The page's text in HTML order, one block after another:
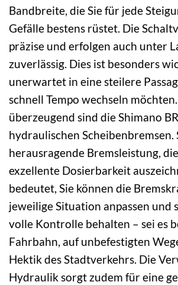
Bandbreite, die Sie für jede
Gefälle bestens rüstet. Die
präzise und erfolgen auch unter
zuverlässig. Dies ist besonders
unerwartet in eine steilere
schnell Tempo wechseln
überzeugend sind die Shimano
hydraulischen Scheibenbremsen.
herausragende Bremsleistung,
exzellente Dosierbarkeit
bedeutet, Sie können die
jeweilige Situation anpassen und
volle Kontrolle behalten – sei es
Fahrbahn, auf unbefestigten
Hektik des Stadtverkehrs. Die
Hydraulik sorgt zudem für eine